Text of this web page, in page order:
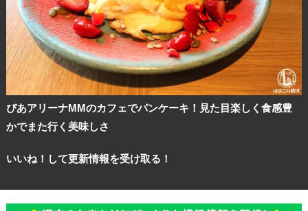
ぴあアリーナMMのカフェでパンケーキ！見た目楽しく食感豊
かでまた行く美味しさ
いいね！して更新情報を受け取る！